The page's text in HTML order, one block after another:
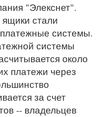
"Элекснет".
стали
системы.
системы
около
платежи через
за счет
-- владельцев